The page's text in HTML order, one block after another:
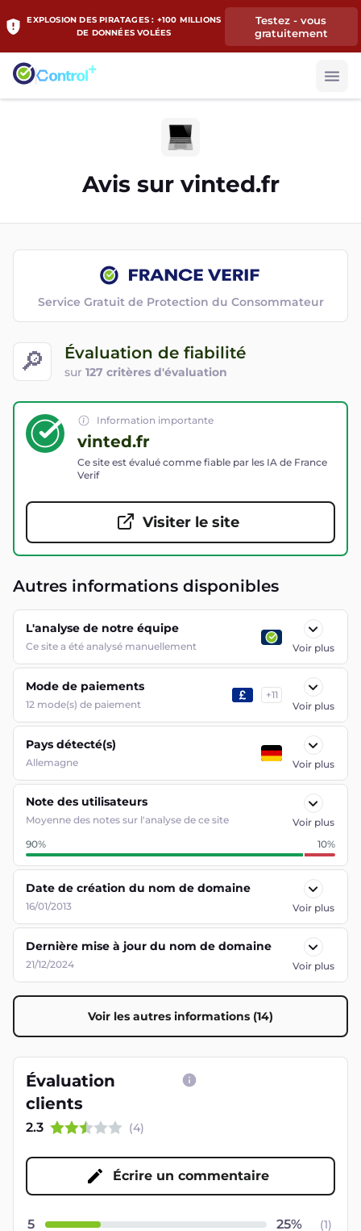
EXPLOSION DES PIRATAGES : +100 MILLIONS
DE DONNÉES VOLÉES
Testez - vous
gratuitement
Avis sur vinted.fr
🔎 Évaluation de fiabilité
sur 127 critères d'évaluation
Service Gratuit de Protection du Consommateur
Information importante
vinted.fr
Ce site est évalué comme fiable par les IA de France
Verif
Visiter le site
Autres informations disponibles
L'analyse de notre équipe
Ce site a été analysé manuellement Voir plus
Mode de paiements
12 mode(s) de paiement
+11
Voir plus
Pays détecté(s)
Allemagne Voir plus
Note des utilisateurs
Moyenne des notes sur l'analyse de ce site
Voir plus
90% 10%
Date de création du nom de domaine
16/01/2013 Voir plus
Dernière mise à jour du nom de domaine
21/12/2024 Voir plus
Voir les autres informations (14)
Évaluation
clients
2.3 (4)
Écrire un commentaire
5 (1)